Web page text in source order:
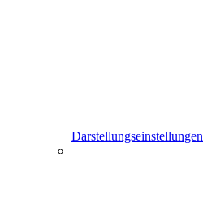
Darstellungseinstellungen